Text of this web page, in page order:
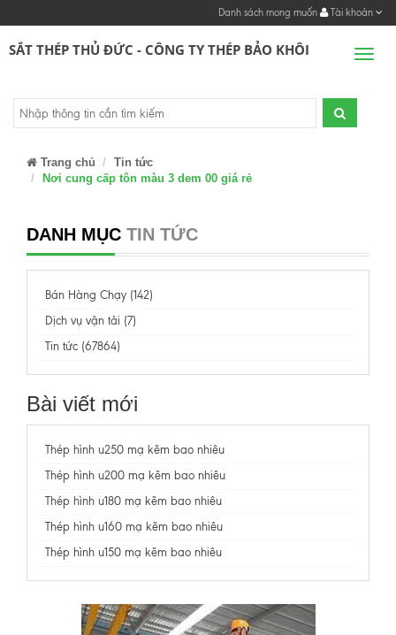
Danh sách mong muốn Tài khoản
SẮT THÉP THỦ ĐỨC - CÔNG TY THÉP BẢO KHÔI
Trang chủ
Tin tức
Nơi cung cấp tôn màu 3 dem 00 giá rẻ
DANH MỤC TIN TỨC
Bán Hàng Chạy (142)
Dịch vụ vận tải (7)
Tin tức (67864)
Bài viết mới
Thép hình u250 mạ kẽm bao nhiêu
Thép hình u200 mạ kẽm bao nhiêu
Thép hình u180 mạ kẽm bao nhiêu
Thép hình u160 mạ kẽm bao nhiêu
Thép hình u150 mạ kẽm bao nhiêu